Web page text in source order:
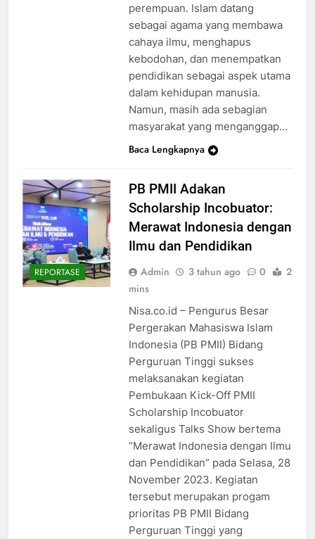
perempuan. Islam datang
sebagai agama yang membawa
cahaya ilmu, menghapus
kebodohan, dan menempatkan
pendidikan sebagai aspek utama
dalam kehidupan manusia.
Namun, masih ada sebagian
masyarakat yang menganggap…
Baca Lengkapnya
REPORTASE
PB PMII Adakan
Scholarship Incobuator:
Merawat Indonesia dengan
Ilmu dan Pendidikan
Admin 3 tahun ago 0
2
mins
Nisa.co.id – Pengurus Besar
Pergerakan Mahasiswa Islam
Indonesia (PB PMII) Bidang
Perguruan Tinggi sukses
melaksanakan kegiatan
Pembukaan Kick-Off PMII
Scholarship Incobuator
sekaligus Talks Show bertema
“Merawat Indonesia dengan Ilmu
dan Pendidikan” pada Selasa, 28
November 2023. Kegiatan
tersebut merupakan progam
prioritas PB PMII Bidang
Perguruan Tinggi yang